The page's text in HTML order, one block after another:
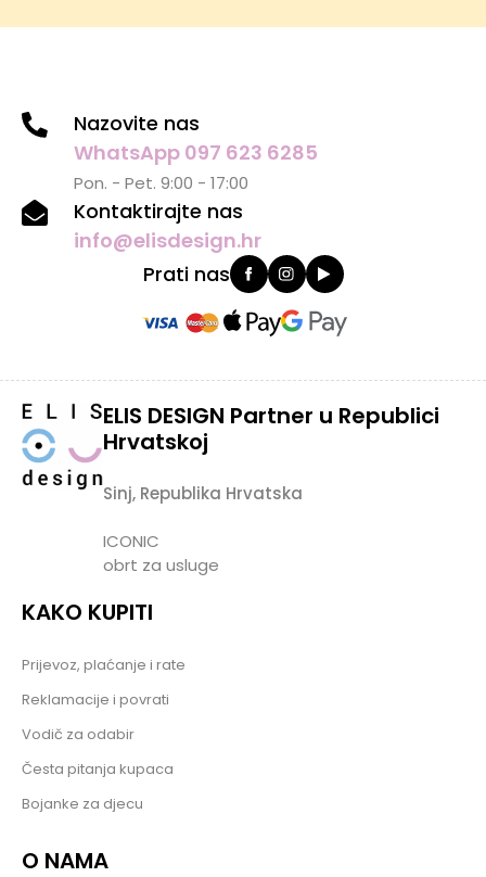
Nazovite nas
WhatsApp 097 623 6285
Pon. - Pet. 9:00 - 17:00
Kontaktirajte nas
info@elisdesign.hr
Prati nas
ELIS DESIGN Partner u Republici
Hrvatskoj
Sinj, Republika Hrvatska
ICONIC
obrt za usluge
KAKO KUPITI
Prijevoz, plaćanje i rate
Reklamacije i povrati
Vodič za odabir
Česta pitanja kupaca
Bojanke za djecu
O NAMA